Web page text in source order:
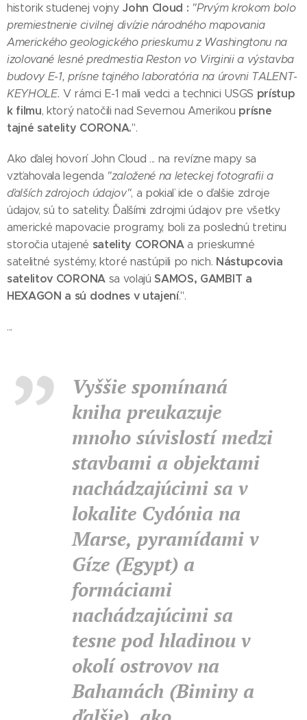
historik studenej vojny John Cloud : "Prvým krokom bolo
premiestnenie civilnej divízie národného mapovania
Amerického geologického prieskumu z Washingtonu na
izolované lesné predmestia Reston vo Virginii a výstavba
budovy E-1, prísne tajného laboratória na úrovni TALENT-
KEYHOLE. V rámci E-1 mali vedci a technici USGS prístup
k filmu, ktorý natočili nad Severnou Amerikou prísne
tajné satelity CORONA.".
Ako ďalej hovorí John Cloud ... na revízne mapy sa
vzťahovala legenda "založené na leteckej fotografii a
ďalších zdrojoch údajov", a pokiaľ ide o ďalšie zdroje
údajov, sú to satelity. Ďalšími zdrojmi údajov pre všetky
americké mapovacie programy, boli za poslednú tretinu
storočia utajené satelity CORONAa prieskumné
satelitné systémy, ktoré nastúpili po nich. Nástupcovia
satelitov CORONA sa volajú SAMOS, GAMBIT a
HEXAGON a sú dodnes v utajení.".
...
Vyššie spomínaná
kniha preukazuje
mnoho súvislostí medzi
stavbami a objektami
nachádzajúcimi sa v
lokalite Cydónia na
Marse, pyramídami v
Gíze (Egypt) a
formáciami
nachádzajúcimi sa
tesne pod hladinou v
okolí ostrovov na
Bahamách (Biminy a